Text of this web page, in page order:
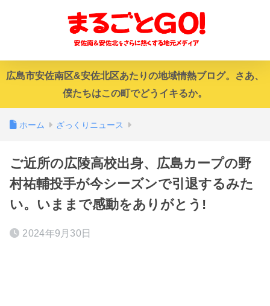
広島市安佐南区&安佐北区あたりの地域情熱ブログ。さあ、
僕たちはこの町でどうイキるか。
ホーム ざっくりニュース
ご近所の広陵高校出身、広島カープの野
村祐輔投手が今シーズンで引退するみた
い。いままで感動をありがとう!
2024年9月30日